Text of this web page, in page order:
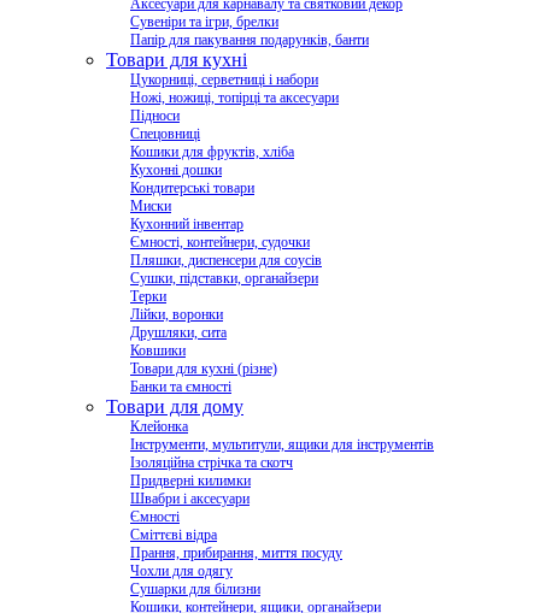
Аксесуари для карнавалу та святковий декор
Сувеніри та ігри, брелки
Папір для пакування подарунків, банти
Товари для кухні
Цукорниці, серветниці і набори
Ножі, ножиці, топірці та аксесуари
Підноси
Спецовниці
Кошики для фруктів, хліба
Кухонні дошки
Кондитерські товари
Миски
Кухонний інвентар
Ємності, контейнери, судочки
Пляшки, диспенсери для соусів
Сушки, підставки, органайзери
Терки
Лійки, воронки
Друшляки, сита
Ковшики
Товари для кухні (різне)
Банки та ємності
Товари для дому
Клейонка
Інструменти, мультитули, ящики для інструментів
Ізоляційна стрічка та скотч
Придверні килимки
Швабри і аксесуари
Ємності
Сміттєві відра
Прання, прибирання, миття посуду
Чохли для одягу
Сушарки для білизни
Кошики, контейнери, ящики, органайзери